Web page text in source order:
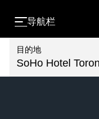
导航栏
目的地
SoHo Hotel